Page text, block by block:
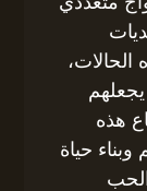
الحالات،
يجعلهم
هذه
وبناء حياة